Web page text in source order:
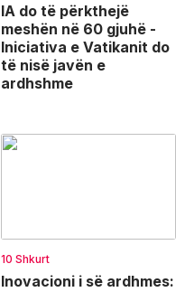
IA do të përkthejë
meshën në 60 gjuhë -
Iniciativa e Vatikanit do
të nisë javën e
ardhshme
10 Shkurt
Inovacioni i së ardhmes: